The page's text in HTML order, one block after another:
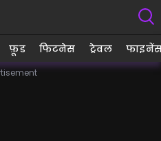
फ़ूड फिटनेस ट्रेवल